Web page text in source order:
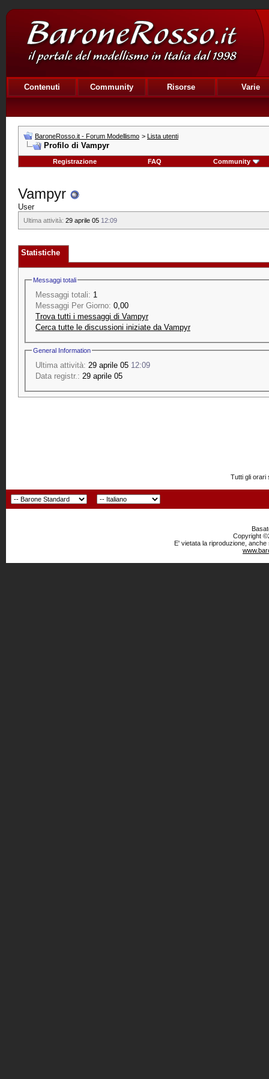
Contenuti Community Risorse Varie
BaroneRosso.it - Forum Modellismo > Lista utenti
Profilo di Vampyr
Registrazione FAQ Community
Vampyr
User
Ultima attività: 29 aprile 05 12:09
Statistiche
Messaggi totali
Messaggi totali: 1
Messaggi Per Giorno: 0,00
Trova tutti i messaggi di Vampyr
Cerca tutte le discussioni iniziate da Vampyr
General Information
Ultima attività: 29 aprile 05 12:09
Data registr.: 29 aprile 05
Tutti gli orari
Copyright
E' vietata la riproduzione,